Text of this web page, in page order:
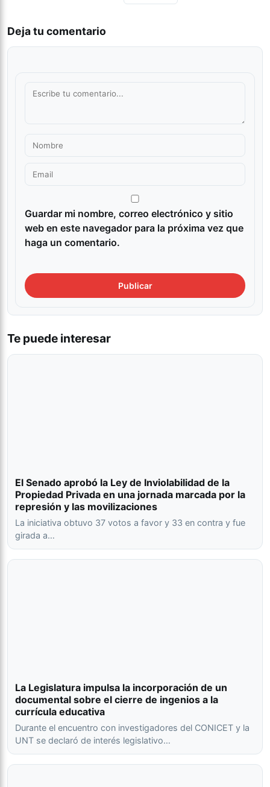
Deja tu comentario
Guardar mi nombre, correo electrónico y sitio
web en este navegador para la próxima vez que
haga un comentario.
Te puede interesar
El Senado aprobó la Ley de Inviolabilidad de la
Propiedad Privada en una jornada marcada por la
represión y las movilizaciones
La iniciativa obtuvo 37 votos a favor y 33 en contra y fue
girada a…
La Legislatura impulsa la incorporación de un
documental sobre el cierre de ingenios a la
currícula educativa
Durante el encuentro con investigadores del CONICET y la
UNT se declaró de interés legislativo…